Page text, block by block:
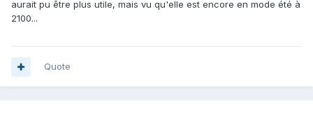
aurait pu être plus utile, mais vu qu'elle est encore en mode été à
2100...
Quote